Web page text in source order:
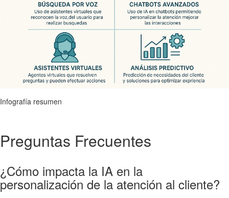
Infografía resumen
Preguntas Frecuentes
¿Cómo impacta la IA en la
personalización de la atención al cliente?